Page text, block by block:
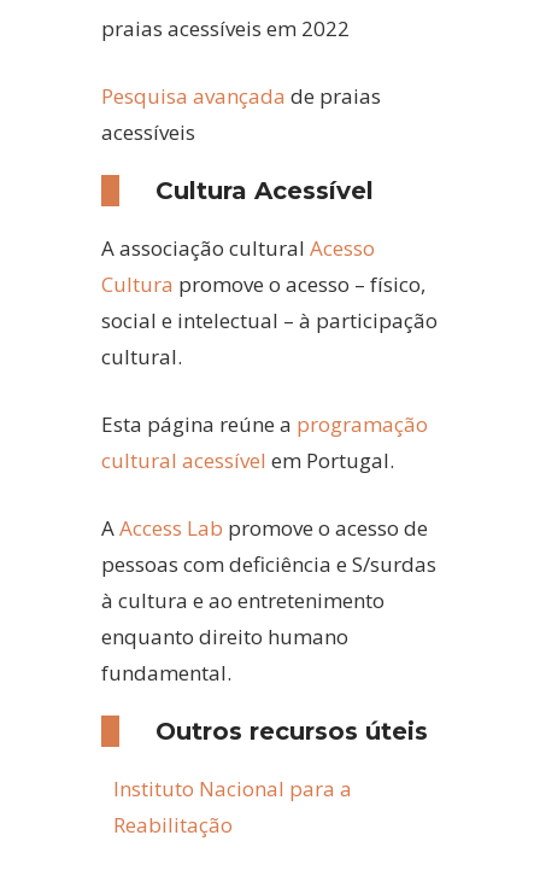
praias acessíveis em 2022
Pesquisa avançada de praias
acessíveis
Cultura Acessível
A associação cultural Acesso
Cultura promove o acesso – físico,
social e intelectual – à participação
cultural.
Esta página reúne a programação
cultural acessível em Portugal.
AAccess Lab promove o acesso de
pessoas com deficiência e S/surdas
à cultura e ao entretenimento
enquanto direito humano
fundamental.
Outros recursos úteis
Instituto Nacional para a
Reabilitação